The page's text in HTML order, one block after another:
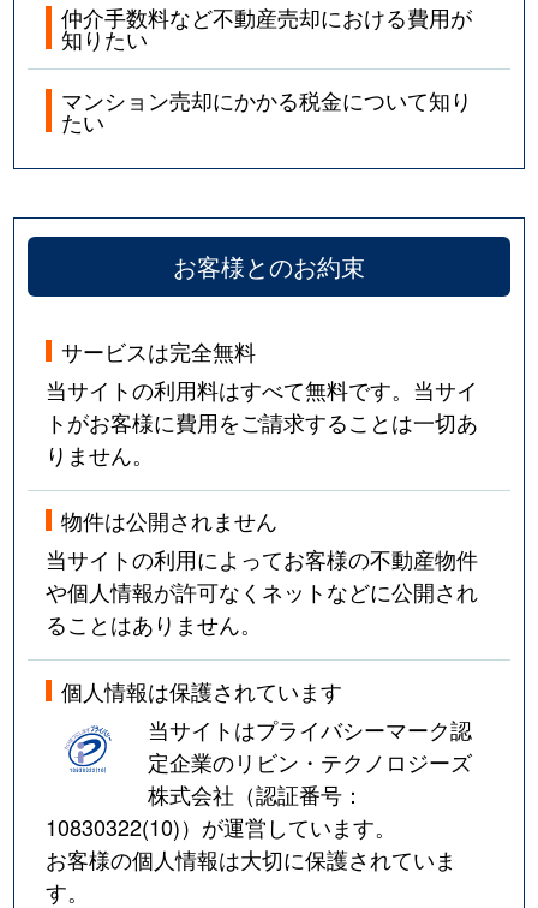
仲介手数料など不動産売却における費用が
知りたい
マンション売却にかかる税金について知り
たい
お客様とのお約束
サービスは完全無料
当サイトの利用料はすべて無料です。当サイ
トがお客様に費用をご請求することは一切あ
りません。
物件は公開されません
当サイトの利用によってお客様の不動産物件
や個人情報が許可なくネットなどに公開され
ることはありません。
個人情報は保護されています
当サイトはプライバシーマーク認
定企業のリビン・テクノロジーズ
株式会社（認証番号：
10830322(10)）が運営しています。
お客様の個人情報は大切に保護されていま
す。